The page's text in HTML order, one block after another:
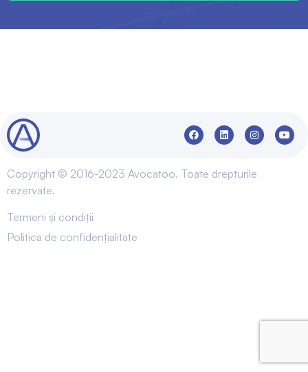
Copyright © 2016-2023 Avocatoo. Toate drepturile
rezervate.
Termeni și condiții
Politica de confidențialitate